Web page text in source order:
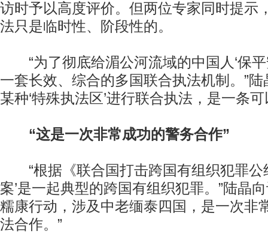
访时予以高度评价。但两位专家同时提示
法只是临时性、阶段性的。
“为了彻底给湄公河流域的中国人‘保平
一套长效、综合的多国联合执法机制。”陆
某种‘特殊执法区’进行联合执法，是一条
“这是一次非常成功的警务合作”
“根据《联合国打击跨国有组织犯罪公
案’是一起典型的跨国有组织犯罪。”陆晶
糯康行动，涉及中老缅泰四国，是一次非
法合作。”